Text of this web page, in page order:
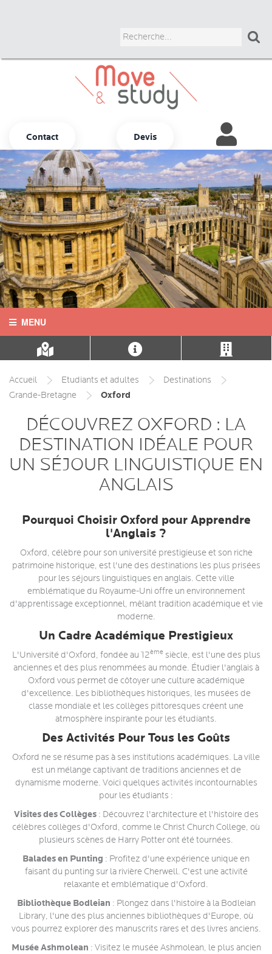
Contact Devis 
Autres options
ADULTES
JUNIORS
UNIVERSITAIRES
BUSINESS
COURS CHEZ LE PROF
MENU
ACCUEIL
CONTACT
DESTINATIONS
COURS
HÉBERGEMENTS
Accueil Etudiants et adultes
Destinations
Grande-Bretagne
Oxford
DÉCOUVREZ OXFORD : LA
DESTINATION IDÉALE POUR
UN SÉJOUR LINGUISTIQUE EN
ANGLAIS
Pourquoi Choisir Oxford pour Apprendre
l'Anglais ?
Oxford, célèbre pour son université prestigieuse et son riche
patrimoine historique, est l'une des destinations les plus prisées
pour les séjours linguistiques en anglais. Cette ville
emblématique du Royaume-Uni offre un environnement
d'apprentissage exceptionnel, mêlant tradition académique et vie
moderne.
Un Cadre Académique Prestigieux
L'Université d'Oxford, fondée au 12èmesiècle, est l'une des plus
anciennes et des plus renommées au monde. Étudier l'anglais à
Oxford vous permet de côtoyer une culture académique
d'excellence. Les bibliothèques historiques, les musées de
classe mondiale et les collèges pittoresques créent une
atmosphère inspirante pour les étudiants.
Des Activités Pour Tous les Goûts
Oxford ne se résume pas à ses institutions académiques. La ville
est un mélange captivant de traditions anciennes et de
dynamisme moderne. Voici quelques activités incontournables
pour les étudiants :
Visites des Collèges : Découvrez l'architecture et l'histoire des
célèbres collèges d'Oxford, comme le Christ Church College, où
plusieurs scènes de Harry Potter ont été tournées.
Balades en Punting : Profitez d'une expérience unique en
faisant du punting sur la rivière Cherwell. C'est une activité
relaxante et emblématique d'Oxford.
Bibliothèque Bodleian : Plongez dans l'histoire à la Bodleian
Library, l'une des plus anciennes bibliothèques d'Europe, où
vous pourrez explorer des manuscrits rares et des livres anciens.
Musée Ashmolean : Visitez le musée Ashmolean, le plus ancien